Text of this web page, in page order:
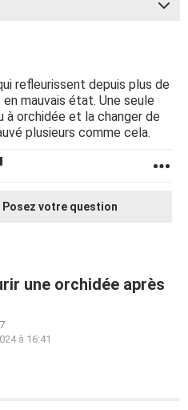
refleurissent depuis plus de
mauvais état. Une seule
à orchidée et la changer de
plusieurs comme cela.
Posez votre question
une orchidée après
à 16:41